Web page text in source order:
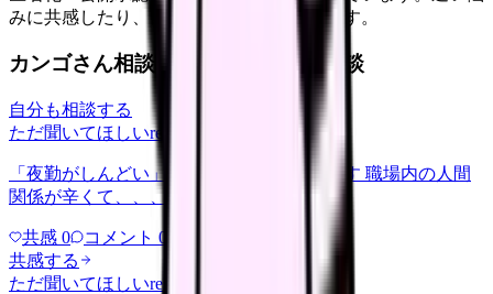
みに共感したり、自分の状況を投稿できます。
カンゴさん相談室から共有された相談
自分も相談する
ただ聞いてほしいrelationships 2026/6/13
「夜勤がしんどい」について相談したいです 職場内の人間
関係が辛くて、、、
共感 0 コメント 0
共感する
ただ聞いてほしいrelationships